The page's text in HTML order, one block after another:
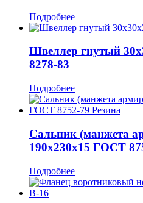
Подробнее
Швеллер гнутый
8278-83
Подробнее
Сальник (манжета
190x230x15 ГОСТ
Подробнее